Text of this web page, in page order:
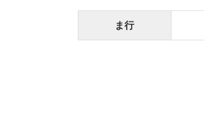
ま行